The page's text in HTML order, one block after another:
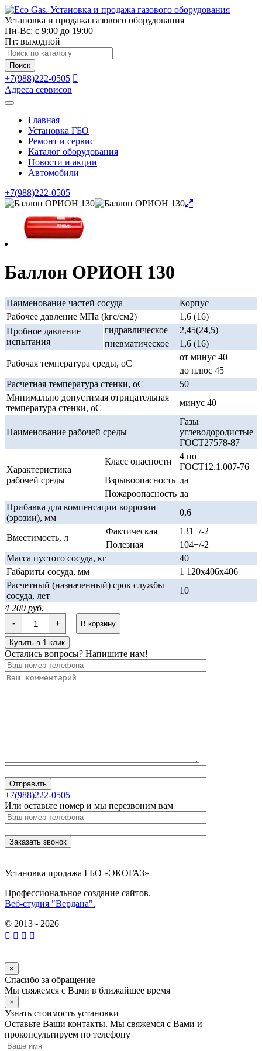
Установка и продажа газового оборудования
Пн-Вс: с 9:00 до 19:00
Пт: выходной
Поиск
товаров
Поиск
+7(988)222-0505
Адреса сервисов
Главная
Установка ГБО
Ремонт и сервис
Каталог оборудования
Новости и акции
Автомобили
+7(988)222-0505
Баллон ОРИОН 130
Наименование частей сосуда
Корпус
Рабочее давление MПa (kгс/cм2)
1,6 (16)
Пробное давление
испытания
гидравлическое
2,45(24,5)
пневматическое
1,6 (16)
Рабочая температура среды, oC
от минус 40
до плюс 45
Расчетная температура стенки, oC
50
Минимально допустимая отрицательная
температура стенки, oC
минус 40
Наименование рабочей среды
Газы
углеводородистые
ГОСТ27578-87
Характеристика
рабочей среды
Класс опасности
4 по
ГОСТ12.1.007-76
Взрывоопасность да
Пожароопасность да
Прибавка для компенсации коррозии
(эрозии), мм
0,6
Вместимость, л
Фактическая
131+/-2
Полезная
104+/-2
Масса пустого сосуда, кг
40
Габариты сосуда, мм
1 120х406х406
Расчетный (назначенный) срок службы
сосуда, лет
10
4 200 руб.
-
Баллон
ОРИОН
130
+ В корзину
Купить в 1 клик
Остались вопросы? Напишите нам!
+7(988)222-0505
Или оставьте номер и мы перезвоним вам
Установка продажа ГБО «ЭКОГАЗ»
Профессиональное создание сайтов.
Веб-студия "Вердана".
© 2013 - 2026
×
Спасибо за обращение
Мы свяжемся с Вами в ближайшее время
×
Узнать стоимость установки
Оставьте Ваши контакты. Мы свяжемся с Вами и
проконсультируем по телефону